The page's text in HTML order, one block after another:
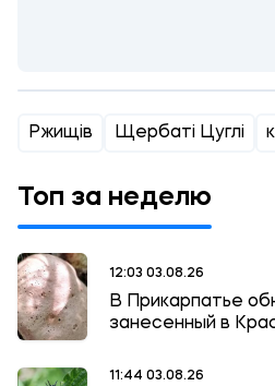
Ржищів Щербаті Цуглі
Топ за неделю
12:03 03.08.26
В Прикарпатье
занесенный в
11:44 03.08.26